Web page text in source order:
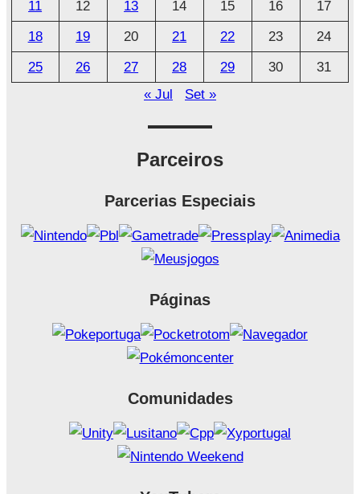
11
12 13 14 15 16
17
18
19 20 21 22 23
24
25
26 27 28 29 30
31
« Jul
Set »
Parceiros
Parcerias Especiais
Páginas
Comunidades